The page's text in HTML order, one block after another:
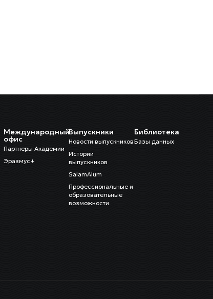
Международный
офис
Партнеры Академии
Эразмус+
Выпускники
Новости выпускников
Истории
выпускников
SalamAlum
Профессиональные и
образовательные
возможности
Библиотека
Базы данных